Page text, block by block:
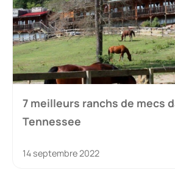
7 meilleurs ranchs de mecs
Tennessee
14 septembre 2022